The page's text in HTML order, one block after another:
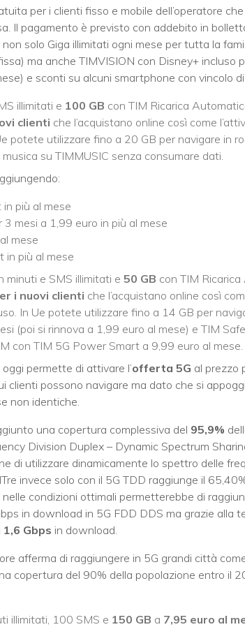
per i clienti fisso e mobile dell’operatore
Il pagamento è previsto con addebito in
solo Giga illimitati ogni mese per tutta la
ma anche TIMVISION con Disney+ incluso
e sconti su alcuni smartphone con vincolo
illimitati e 100 GB con TIM Ricarica
clienti che l’acquistano online così come
potete utilizzare fino a 20 GB per navigare in
su TIMMUSIC senza consumare dati.
più al mese
mesi a 1,99 euro in più al mese
mese
in più al mese
minuti e SMS illimitati e 50 GB con TIM
i nuovi clienti che l’acquistano online così
In Ue potete utilizzare fino a 14 GB per
(poi si rinnova a 1,99 euro al mese) e TIM
con TIM 5G Power Smart a 9,99 euro al mese.
permette di attivare l’offerta 5G al prezzo
clienti possono navigare ma dato che si
non identiche.
una copertura complessiva del 95,9%
Division Duplex – Dynamic Spectrum
di utilizzare dinamicamente lo spettro delle
invece solo con il 5G TDD raggiunge il
nelle condizioni ottimali permetterebbe di
in download in 5G FDD DDS ma grazie alla
1,6 Gbps in download.
afferma di raggiungere in 5G grandi città
copertura del 90% della popolazione entro il
illimitati, 100 SMS e 150 GB a 7,95 euro al